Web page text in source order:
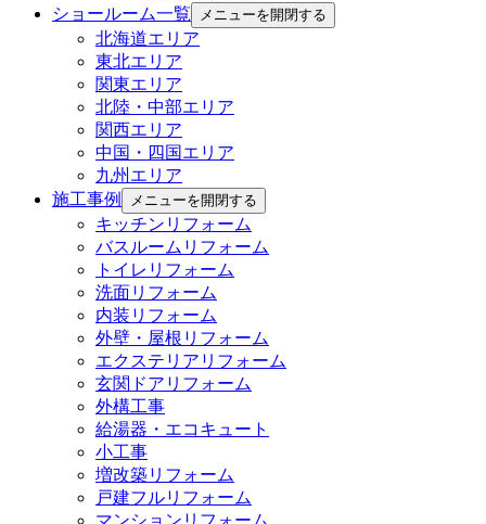
ショールーム一覧
メニューを開閉する
北海道エリア
東北エリア
関東エリア
北陸・中部エリア
関西エリア
中国・四国エリア
九州エリア
施工事例
メニューを開閉する
キッチンリフォーム
バスルームリフォーム
トイレリフォーム
洗面リフォーム
内装リフォーム
外壁・屋根リフォーム
エクステリアリフォーム
玄関ドアリフォーム
外構工事
給湯器・エコキュート
小工事
増改築リフォーム
戸建フルリフォーム
マンションリフォーム